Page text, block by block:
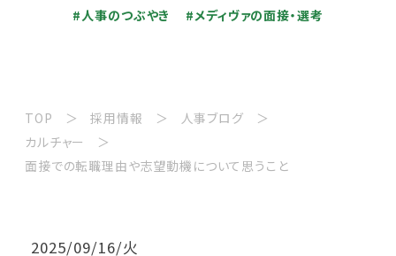
#人事のつぶやき #メディヴァの面接・選考
TOP 採用情報
人事ブログ
カルチャー
面接での転職理由や志望動機について思うこと
2025/09/16/火